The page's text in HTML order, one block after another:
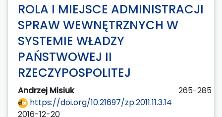
ROLA I MIEJSCE ADMINISTRACJI
SPRAW WEWNĘTRZNYCH W
SYSTEMIE WŁADZY
PAŃSTWOWEJ II
RZECZYPOSPOLITEJ
Andrzej Misiuk
265-285
https://doi.org/10.21697/zp.2011.11.3.14
2016-12-20